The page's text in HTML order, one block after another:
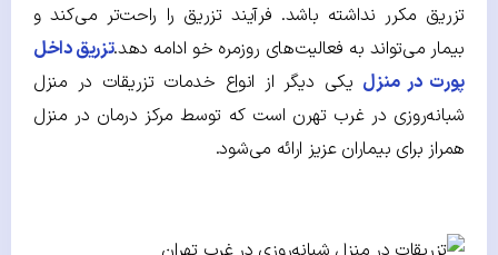
تزریق مکرر نداشته باشد. فرآیند تزریق را راحت‌تر می‌کند و
بیمار می‌تواند به فعالیت‌های روزمره خو ادامه دهد.تزریق داخل
پورت در منزل یکی دیگر از انواع خدمات تزریقات در منزل
شبانه‌روزی در غرب تهرن است که توسط مرکز درمان در منزل
همراز برای بیماران عزیز ارائه می‌شود.